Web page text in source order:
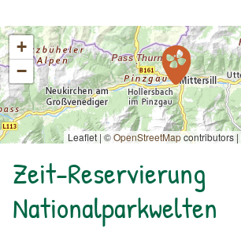
+
−
Leaflet | ©OpenStreetMapcontributors |
Zeit-Reservierung
Nationalparkwelten